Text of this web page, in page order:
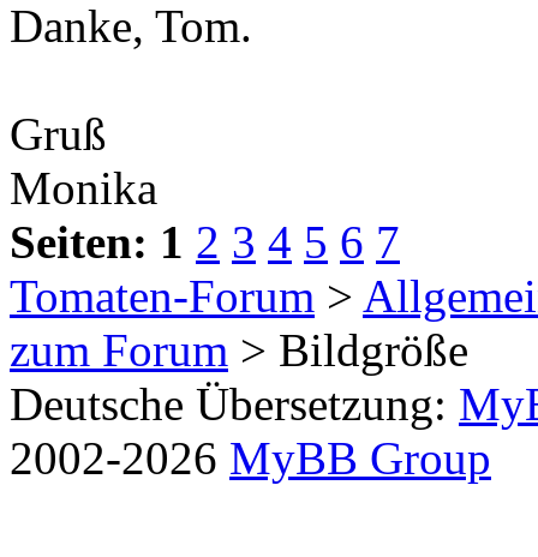
Danke, Tom.
Gruß
Monika
Seiten: 1 2 3 4 5 6 7
Tomaten-Forum >
zum Forum > Bildgröße
Deutsche Übersetzung:
2002-2026 MyBB Group